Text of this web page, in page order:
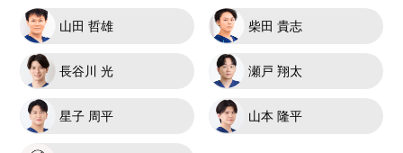
山田 哲雄 柴田 貴志
長谷川 光 瀬戸 翔太
星子 周平 山本 隆平